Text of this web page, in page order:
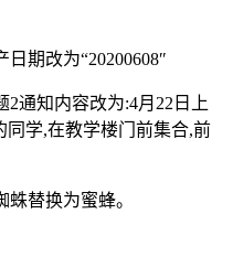
期改为“20200608″
通知内容改为:4月22日上
同学,在教学楼门前集合,前
替换为蜜蜂。